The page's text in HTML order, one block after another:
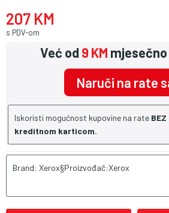
207 KM
s PDV-om
Već od9 KM mjesečno
Naruči na rate
Iskoristi mogućnost kupovine na rate
kreditnom karticom.
Brand: Xerox§Proizvođač:Xerox